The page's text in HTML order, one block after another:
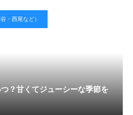
・西尾など）
？甘くてジューシーな季節を